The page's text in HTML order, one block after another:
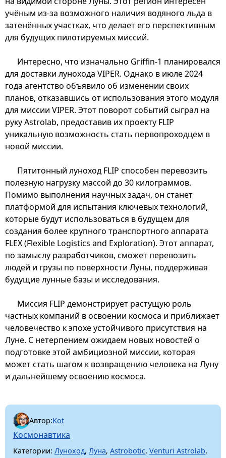
учёным из-за возможного наличия водяного льда в
затенённых участках, что делает его перспективным
для будущих пилотируемых миссий.
Интересно, что изначально Griffin-1 планировался
для доставки лунохода VIPER. Однако в июле 2024
года агентство объявило об изменении своих
планов, отказавшись от использования этого модуля
для миссии VIPER. Этот поворот событий сыграл на
руку Astrolab, предоставив их проекту FLIP
уникальную возможность стать первопроходцем в
новой миссии.
Пятитонный луноход FLIP способен перевозить
полезную нагрузку массой до 30 килограммов.
Помимо выполнения научных задач, он станет
платформой для испытания ключевых технологий,
которые будут использоваться в будущем для
создания более крупного транспортного аппарата
FLEX (Flexible Logistics and Exploration). Этот аппарат,
по замыслу разработчиков, сможет перевозить
людей и грузы по поверхности Луны, поддерживая
будущие лунные базы и исследования.
Миссия FLIP демонстрирует растущую роль
частных компаний в освоении космоса и приближает
человечество к эпохе устойчивого присутствия на
Луне. С нетерпением ожидаем новых новостей о
подготовке этой амбициозной миссии, которая
может стать шагом к возвращению человека на Луну
и дальнейшему освоению космоса.
Автор:Kot
Космонавтика
Категории: Луноход, Луна, Astrobotic, Venturi Astrolab,